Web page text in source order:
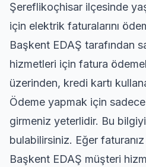
Şereflikoçhisar ilçesinde
için elektrik faturalarını
Başkent EDAŞ tarafından
hizmetleri için fatura
üzerinden, kredi kartı
Ödeme yapmak için sadece
girmeniz yeterlidir. Bu
bulabilirsiniz. Eğer
Başkent EDAŞ müşteri